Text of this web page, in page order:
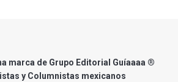
marca de Grupo Editorial Guíaaaa ®
y Columnistas mexicanos